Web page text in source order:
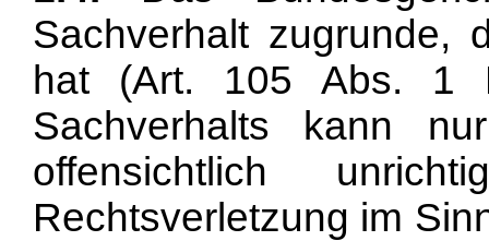
Sachverhalt zugrunde,
hat (Art. 105 Abs. 1
Sachverhalts kann
offensichtlich
Rechtsverletzung im